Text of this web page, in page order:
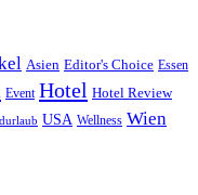
Asien Editor's Choice Essen
Event Hotel Hotel Review
USA Wellness Wien